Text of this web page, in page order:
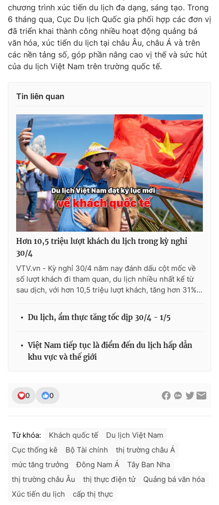
Ðiện thoại Thời báo VTV: 024.66 897 897
Email:toasoan@vtv.vn
Liên hệ quảng cáo:024-7300.7108
® Cấm sao chép dưới mọi hình thức nếu không có sự chấp
thuận bằng văn bản. Ghi rõ nguồn VTV.vn khi phát hành lại
thông tin từ website này.
chương trình xúc tiến du lịch đa dạng, sáng tạo. Trong
6 tháng qua, Cục Du lịch Quốc gia phối hợp các đơn vị
đã triển khai thành công nhiều hoạt động quảng bá
văn hóa, xúc tiến du lịch tại châu Âu, châu Á và trên
các nền tảng số, góp phần nâng cao vị thế và sức hút
của du lịch Việt Nam trên trường quốc tế.
Tin liên quan
Hơn 10,5 triệu lượt khách du lịch trong kỳ nghỉ
30/4
VTV.vn - Kỳ nghỉ 30/4 năm nay đánh dấu cột mốc về
số lượt khách đi tham quan, du lịch nhiều nhất kể từ
sau dịch, với hơn 10,5 triệu lượt khách, tăng hơn 31%...
Du lịch, ẩm thực tăng tốc dịp 30/4 - 1/5
Việt Nam tiếp tục là điểm đến du lịch hấp dẫn
khu vực và thế giới
0 0
Từ khóa: Khách quốc tế
Du lịch Việt Nam
Cục thống kê
Bộ Tài chính
thị trường châu Á
mức tăng trưởng
Đông Nam Á
Tây Ban Nha
thị trường châu Âu
thị thực điện tử
Quảng bá văn hóa
Xúc tiến du lịch
cấp thị thực